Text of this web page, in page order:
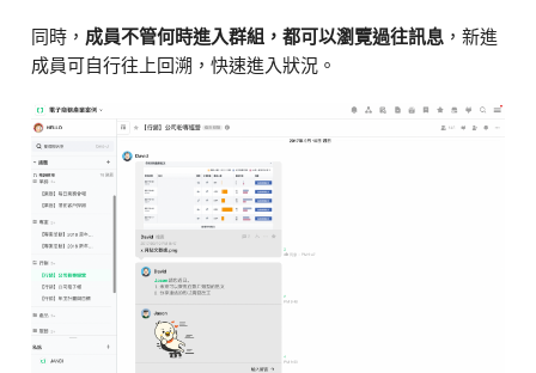
同時， 成員不管何時進入群組，都可以瀏覽過往訊息 ，新進
成員可自行往上回溯，快速進入狀況。